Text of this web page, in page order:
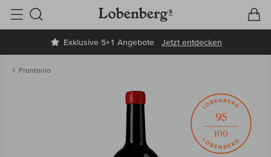
Exklusive 5+1 Angebote Jetzt entdecken
Suche
Frontonio
95
100